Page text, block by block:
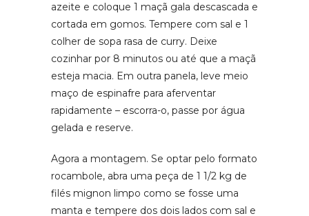
azeite e coloque 1 maçã gala descascada e
cortada em gomos. Tempere com sal e 1
colher de sopa rasa de curry. Deixe
cozinhar por 8 minutos ou até que a maçã
esteja macia. Em outra panela, leve meio
maço de espinafre para aferventar
rapidamente – escorra-o, passe por água
gelada e reserve.
Agora a montagem. Se optar pelo formato
rocambole, abra uma peça de 1 1/2 kg de
filés mignon limpo como se fosse uma
manta e tempere dos dois lados com sal e